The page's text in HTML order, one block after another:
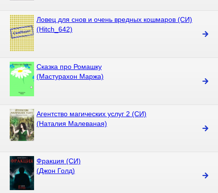
Ловец для снов и очень вредных кошмаров (СИ)
(Hitch_642)
Сказка про Ромашку
(Мастурахон Маржа)
Агентство магических услуг 2 (СИ)
(Наталия Малеваная)
Фракция (СИ)
(Джон Голд)